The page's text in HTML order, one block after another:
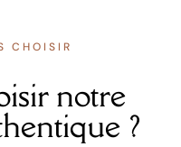
CHOISIR
notre
?